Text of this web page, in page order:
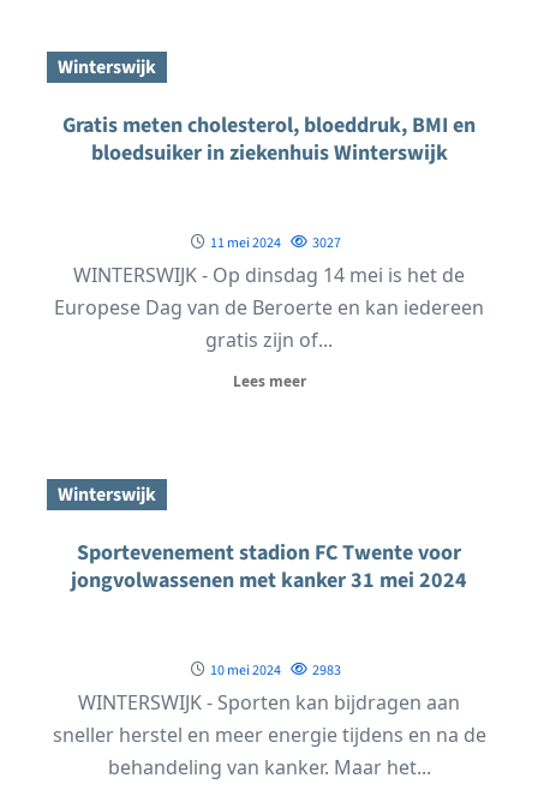
Winterswijk
Gratis meten cholesterol, bloeddruk, BMI en
bloedsuiker in ziekenhuis Winterswijk
11 mei 2024 3027
WINTERSWIJK - Op dinsdag 14 mei is het de
Europese Dag van de Beroerte en kan iedereen
gratis zijn of...
Lees meer
Winterswijk
Sportevenement stadion FC Twente voor
jongvolwassenen met kanker 31 mei 2024
10 mei 2024 2983
WINTERSWIJK - Sporten kan bijdragen aan
sneller herstel en meer energie tijdens en na de
behandeling van kanker. Maar het...